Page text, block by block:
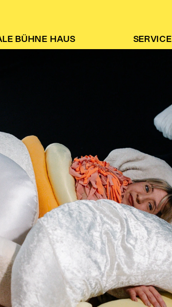
BÜHNE HAUS SERVICE